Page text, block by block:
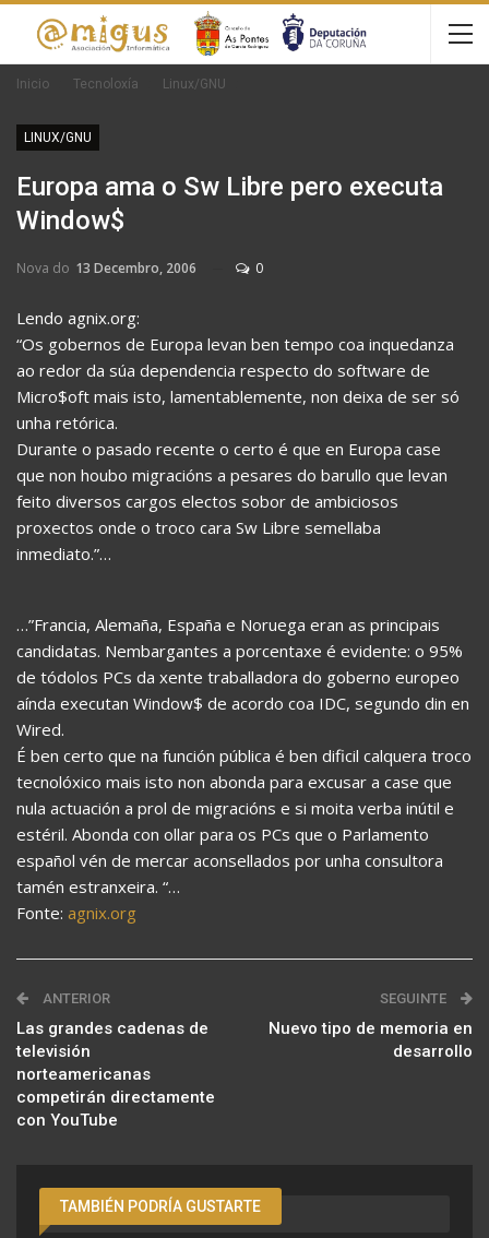
Inicio Tecnoloxía Linux/GNU
LINUX/GNU
Europa ama o Sw Libre pero executa
Window$
Nova do 13 Decembro, 2006 0
Lendo agnix.org:
“Os gobernos de Europa levan ben tempo coa inquedanza
ao redor da súa dependencia respecto do software de
Micro$oft mais isto, lamentablemente, non deixa de ser só
unha retórica.
Durante o pasado recente o certo é que en Europa case
que non houbo migracións a pesares do barullo que levan
feito diversos cargos electos sobor de ambiciosos
proxectos onde o troco cara Sw Libre semellaba
inmediato.”…
…”Francia, Alemaña, España e Noruega eran as principais
candidatas. Nembargantes a porcentaxe é evidente: o 95%
de tódolos PCs da xente traballadora do goberno europeo
aínda executan Window$ de acordo coa IDC, segundo din en
Wired.
É ben certo que na función pública é ben dificil calquera troco
tecnolóxico mais isto non abonda para excusar a case que
nula actuación a prol de migracións e si moita verba inútil e
estéril. Abonda con ollar para os PCs que o Parlamento
español vén de mercar aconsellados por unha consultora
tamén estranxeira. “…
Fonte: agnix.org
ANTERIOR
Las grandes cadenas de
televisión
norteamericanas
competirán directamente
con YouTube
SEGUINTE
Nuevo tipo de memoria en
desarrollo
TAMBIÉN PODRÍA GUSTARTE